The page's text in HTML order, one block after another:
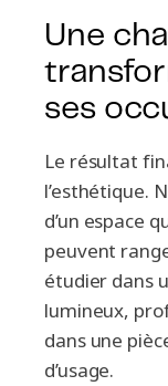
Une
ses
Le résultat
l’esthétique.
d’un espace
peuvent
étudier dans
lumineux,
dans une
d’usage.